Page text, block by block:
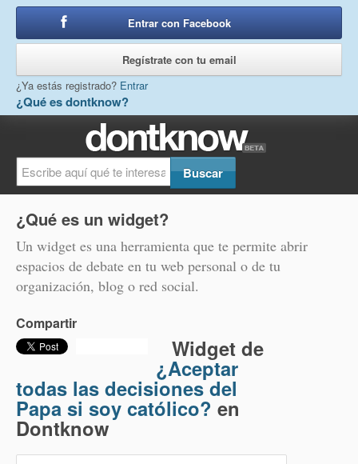
¿Qué es dontknow?
Entrar con Facebook
Regístrate con tu email
¿Ya estás registrado? Entrar
¿Qué es un widget?
Un widget es una herramienta que te permite abrir
espacios de debate en tu web personal o de tu
organización, blog o red social.
Compartir
Widget de
¿Aceptar
todas las decisiones del
Papa si soy católico? en
Dontknow